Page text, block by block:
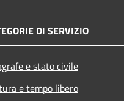
DI SERVIZIO
e stato civile
e tempo libero